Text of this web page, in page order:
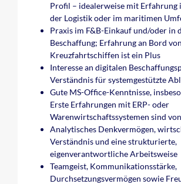
Profil – idealerweise mit Erfahrung
der Logistik oder im maritimen
Praxis im F&B-Einkauf und/oder in
Beschaffung; Erfahrung an Bord von
Kreuzfahrtschiffen ist ein Plus
Interesse an digitalen
Verständnis für systemgestützte
Gute MS-Office-Kenntnisse,
Erste Erfahrungen mit ERP- oder
Warenwirtschaftssystemen sind
Analytisches Denkvermögen,
Verständnis und eine strukturierte,
eigenverantwortliche Arbeitsweise
Teamgeist, Kommunikationsstärke,
Durchsetzungsvermögen sowie